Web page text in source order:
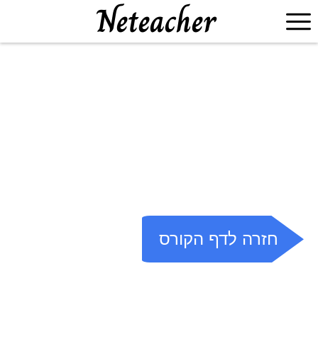
חזרה לדף הקורס